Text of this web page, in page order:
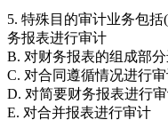
5. 特殊目的审计业务包
务报表进行审计
B. 对财务报表的组成部
C. 对合同遵循情况进行
D. 对简要财务报表进行
E. 对合并报表进行审计